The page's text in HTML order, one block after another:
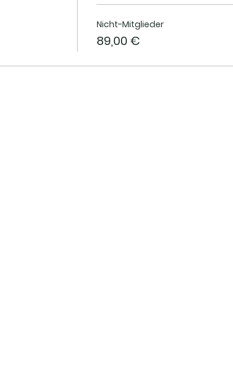
Nicht-Mitglieder
89,00 €